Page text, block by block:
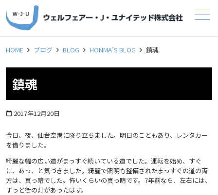
メニュー
HOME ブログ BLOG HONMA’S BLOG 鎮魂
鎮魂
calendar_today 2017年12月20日
今日、夜、仙台空港に降り立ちました。明日のこともあり、レンタカー
を借りました。
綺麗な幅の広い道がまっすぐ続いている道でした。運転を始め、すぐ
に、あっ、と気づきました。綺麗で照明も整備されたまっすぐの道の両
方は、真っ暗でした。怖いくらいの真っ暗です。7年前なら、左右には、
ずっと街の灯があったはず。